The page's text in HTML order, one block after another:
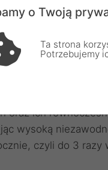
BEZ PRZERW
lub
monitoringu
do 32 kamer o
oraz ich
wysoką
czyli do 3
o Twoją
Ta strona
Potrzebujemy